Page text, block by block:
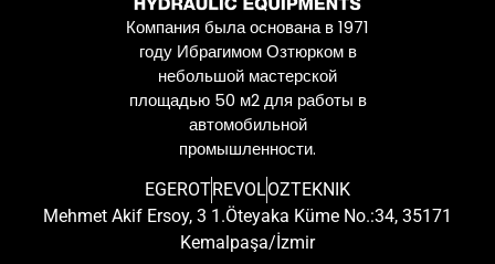
Компания была основана в 1971
году Ибрагимом Озтюрком в
небольшой мастерской
площадью 50 м2 для работы в
автомобильной
промышленности.
EGEROTREVOLOZTEKNIK
Mehmet Akif Ersoy, 3 1.Öteyaka Küme No.:34, 35171
Kemalpaşa/İzmir